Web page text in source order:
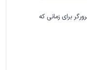
برای زمانی که